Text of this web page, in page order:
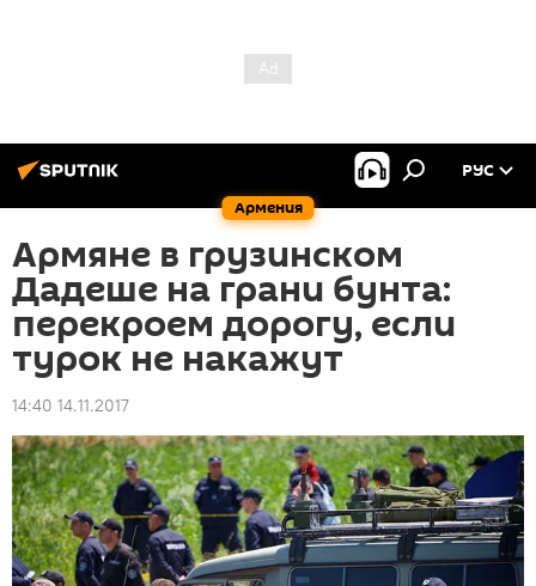
Армения
РУС
Армяне в грузинском
Дадеше на грани бунта:
перекроем дорогу, если
турок не накажут
14:40 14.11.2017